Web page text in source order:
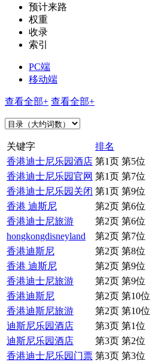
预计来路
权重
收录
索引
PC端
移动端
查看全部+ 查看全部+
关键字 排名
香港迪士尼乐园酒店 第1页 第5位
香港迪士尼乐园官网 第1页 第7位
香港迪士尼乐园关闭 第1页 第9位
香港 迪斯尼
第2页 第6位
香港迪士尼旅游
第2页 第6位
hongkongdisneyland
第2页 第7位
香港迪斯尼
第2页 第8位
香港 迪斯尼
第2页 第9位
香港迪士尼旅游
第2页 第9位
香港迪斯尼
第2页 第10位
香港迪斯尼旅游
第2页 第10位
迪斯尼乐园酒店
第3页 第1位
迪斯尼乐园酒店
第3页 第2位
香港迪士尼乐园门票 第3页 第3位